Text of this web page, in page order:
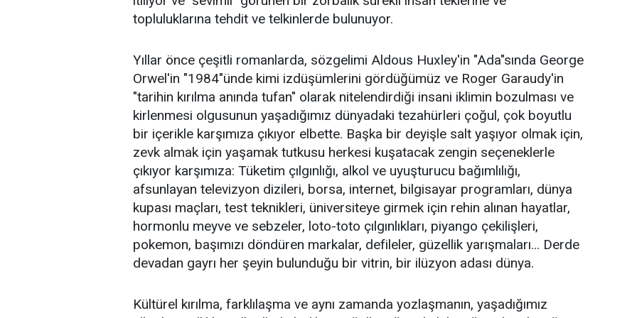
topluluklarına tehdit ve telkinlerde bulunuyor.
Yıllar önce çeşitli romanlarda, sözgelimi Aldous Huxley'in "Ada"sında George
Orwel'in "1984"ünde kimi izdüşümlerini gördüğümüz ve Roger Garaudy'in
"tarihin kırılma anında tufan" olarak nitelendirdiği insani iklimin bozulması ve
kirlenmesi olgusunun yaşadığımız dünyadaki tezahürleri çoğul, çok boyutlu
bir içerikle karşımıza çıkıyor elbette. Başka bir deyişle salt yaşıyor olmak için,
zevk almak için yaşamak tutkusu herkesi kuşatacak zengin seçeneklerle
çıkıyor karşımıza: Tüketim çılgınlığı, alkol ve uyuşturucu bağımlılığı,
afsunlayan televizyon dizileri, borsa, internet, bilgisayar programları, dünya
kupası maçları, test teknikleri, üniversiteye girmek için rehin alınan hayatlar,
hormonlu meyve ve sebzeler, loto-toto çılgınlıkları, piyango çekilişleri,
pokemon, başımızı döndüren markalar, defileler, güzellik yarışmaları... Derde
devadan gayrı her şeyin bulunduğu bir vitrin, bir ilüzyon adası dünya.
Kültürel kırılma, farklılaşma ve aynı zamanda yozlaşmanın, yaşadığımız